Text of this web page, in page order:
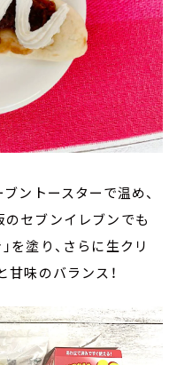
ントースターで温め、
のセブンイレブンでも
を塗り、さらに生クリ
味のバランス！